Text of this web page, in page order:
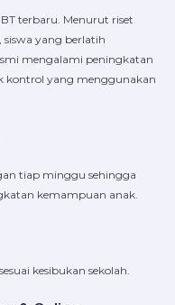
terbaru. Menurut riset
siswa yang berlatih
mengalami peningkatan
kontrol yang menggunakan
tiap minggu sehingga
kemampuan anak.
kesibukan sekolah.